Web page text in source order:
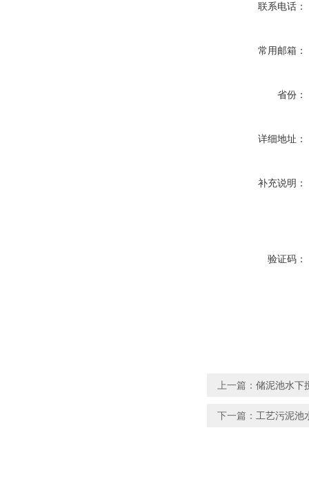
联系电话：
常用邮箱：
省份：
详细地址：
补充说明：
验证码：
上一篇： 储泥池水下
下一篇： 工艺污泥池